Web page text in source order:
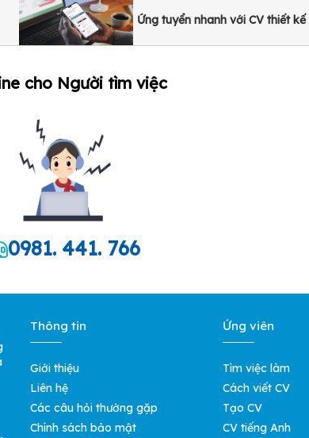
Ứng tuyển nhanh với CV thiết
cho Người tìm việc
0981. 441. 766
Thông tin
Giới thiệu
Liên hệ
Các câu hỏi thường gặp
Chính sách bảo mật
Ứng viên
Tìm việc làm
Cách viết CV
Tạo CV
CV tiếng Anh